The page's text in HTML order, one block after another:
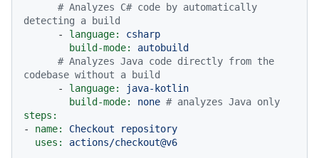
# Analyzes C# code by automatically
detecting a build
-
language:
csharp
build-mode:
autobuild
# Analyzes Java code directly from the
codebase without a build
-
language:
java-kotlin
build-mode:
none # analyzes Java only
steps:
-
name: Checkout
repository
uses:
actions/checkout@v6